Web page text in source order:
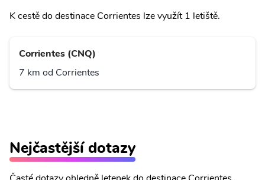
K cestě do destinace Corrientes lze využít 1 letiště.
Corrientes (CNQ)
7 km od Corrientes
Nejčastější dotazy